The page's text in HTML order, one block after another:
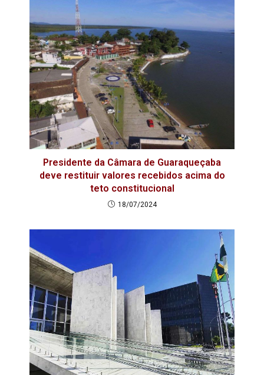
Presidente da Câmara de Guaraqueçaba
deve restituir valores recebidos acima do
teto constitucional
18/07/2024